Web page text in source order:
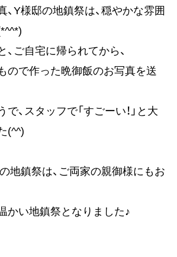
Y様邸の地鎮祭は、穏やかな雰囲
ご自宅に帰られてから、
ので作った晩御飯のお写真を送
、スタッフで「すごーい！」と大
(^^)
地鎮祭は、ご両家の親御様にもお
かい地鎮祭となりました♪